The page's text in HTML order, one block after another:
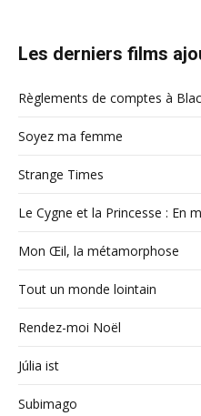
Les derniers films
Règlements de comptes à
Soyez ma femme
Strange Times
Le Cygne et la Princesse : En
Mon Œil, la métamorphose
Tout un monde lointain
Rendez-moi Noël
Júlia ist
Subimago